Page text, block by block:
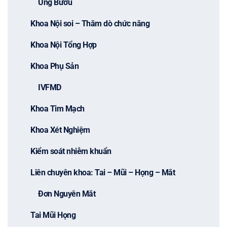
Ung Bướu
Khoa Nội soi – Thăm dò chức năng
Khoa Nội Tổng Hợp
Khoa Phụ Sản
IVFMD
Khoa Tim Mạch
Khoa Xét Nghiệm
Kiểm soát nhiễm khuẩn
Liên chuyên khoa: Tai – Mũi – Họng – Mắt
Đơn Nguyên Mắt
Tai Mũi Họng